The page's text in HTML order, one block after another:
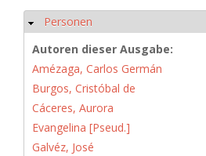
Ausblenden
Personen
Autoren dieser Ausgabe:
Amézaga, Carlos Germán
Burgos, Cristóbal de
Cáceres, Aurora
Evangelina [Pseud.]
Galvéz, José